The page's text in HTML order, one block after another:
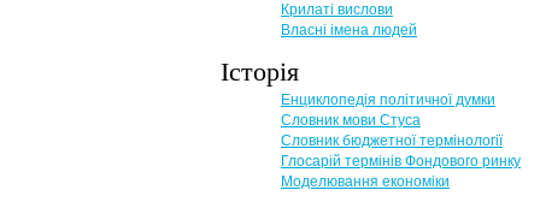
Крилаті вислови
Власні імена людей
Історія
Енциклопедія політичної думки
Словник мови Стуса
Словник бюджетної термінології
Глосарій термінів Фондового ринку
Моделювання економіки